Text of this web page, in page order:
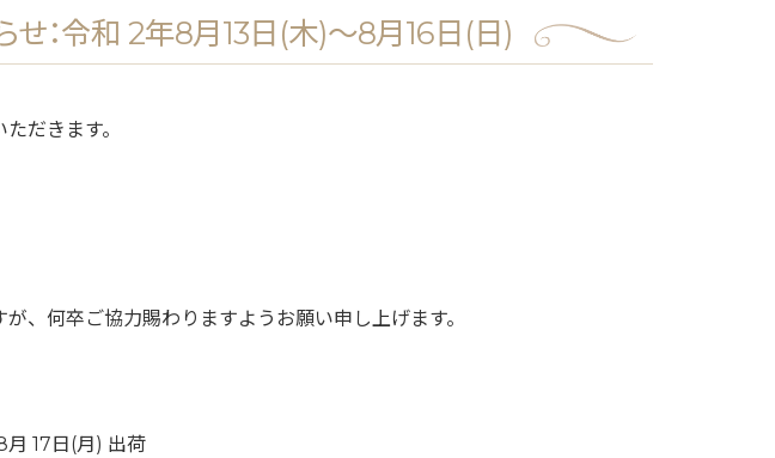
せ：令和 2年8月13日(木)～8月16日(日)
だきます。
、何卒ご協力賜わりますようお願い申し上げます。
17日(月) 出荷